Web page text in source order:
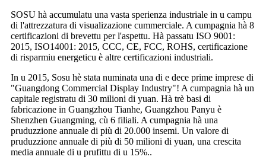
SOSU hà accumulatu una vasta sperienza industriale in u campu
di l'attrezzatura di visualizazione cummerciale. A cumpagnia hà 8
certificazioni di brevettu per l'aspettu. Hà passatu ISO 9001:
2015, ISO14001: 2015, CCC, CE, FCC, ROHS, certificazione
di risparmiu energeticu è altre certificazioni industriali.
In u 2015, Sosu hè stata numinata una di e dece prime imprese di
"Guangdong Commercial Display Industry"! A cumpagnia hà un
capitale registratu di 30 milioni di yuan. Hà trè basi di
fabricazione in Guangzhou Tianhe, Guangzhou Panyu è
Shenzhen Guangming, cù 6 filiali. A cumpagnia hà una
pruduzzione annuale di più di 20.000 insemi. Un valore di
pruduzzione annuale di più di 50 milioni di yuan, una crescita
media annuale di u prufittu di u 15%..